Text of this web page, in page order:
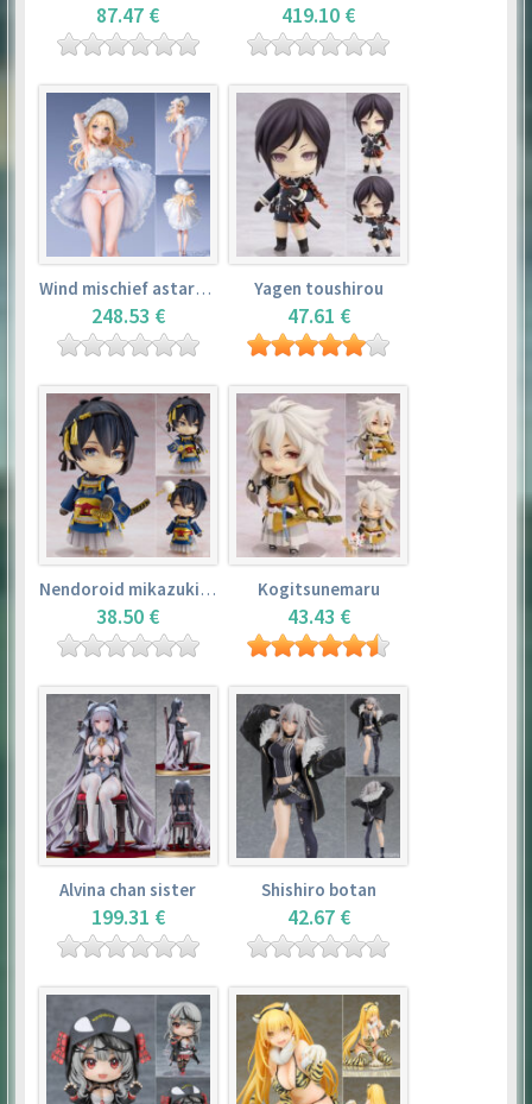
87.47 € 419.10 €
Wind mischief astarotte
248.53 €
Yagen toushirou
47.61 €
Nendoroid mikazuki munechika
38.50 €
Kogitsunemaru
43.43 €
Alvina chan sister
199.31 €
Shishiro botan
42.67 €